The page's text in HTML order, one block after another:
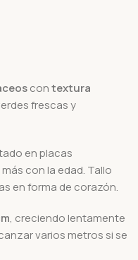
contextura
frescas y
en placas
con la edad. Tallo
en forma de corazón.
, creciendo lentamente
varios metros si se